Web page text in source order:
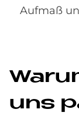
Aufmaß
uns